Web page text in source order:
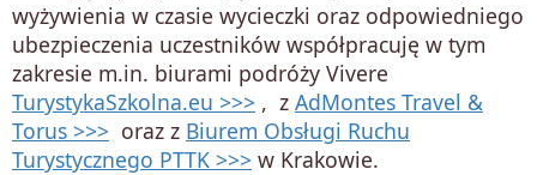
wyżywienia w czasie wycieczki oraz odpowiedniego
ubezpieczenia uczestników współpracuję w tym
zakresie m.in. biurami podróży Vivere
TurystykaSzkolna.eu >>> , z AdMontes Travel &
Torus >>> oraz z Biurem Obsługi Ruchu
Turystycznego PTTK >>> w Krakowie.